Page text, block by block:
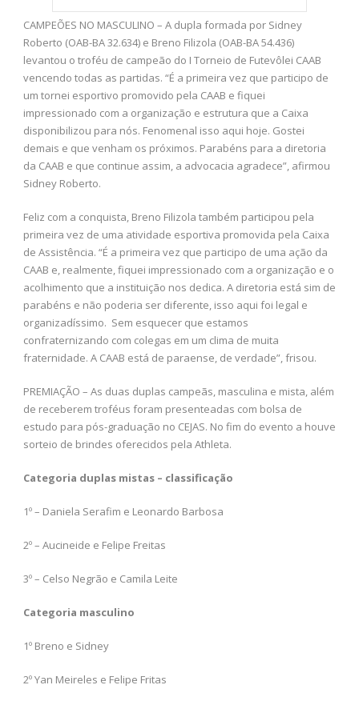
CAMPEÕES NO MASCULINO – A dupla formada por Sidney
Roberto (OAB-BA 32.634) e Breno Filizola (OAB-BA 54.436)
levantou o troféu de campeão do I Torneio de Futevôlei CAAB
vencendo todas as partidas. “É a primeira vez que participo de
um tornei esportivo promovido pela CAAB e fiquei
impressionado com a organização e estrutura que a Caixa
disponibilizou para nós. Fenomenal isso aqui hoje. Gostei
demais e que venham os próximos. Parabéns para a diretoria
da CAAB e que continue assim, a advocacia agradece”, afirmou
Sidney Roberto.
Feliz com a conquista, Breno Filizola também participou pela
primeira vez de uma atividade esportiva promovida pela Caixa
de Assistência. “É a primeira vez que participo de uma ação da
CAAB e, realmente, fiquei impressionado com a organização e o
acolhimento que a instituição nos dedica. A diretoria está sim de
parabéns e não poderia ser diferente, isso aqui foi legal e
organizadíssimo. Sem esquecer que estamos
confraternizando com colegas em um clima de muita
fraternidade. A CAAB está de paraense, de verdade”, frisou.
PREMIAÇÃO – As duas duplas campeãs, masculina e mista, além
de receberem troféus foram presenteadas com bolsa de
estudo para pós-graduação no CEJAS. No fim do evento a houve
sorteio de brindes oferecidos pela Athleta.
Categoria duplas mistas – classificação
1º – Daniela Serafim e Leonardo Barbosa
2º – Aucineide e Felipe Freitas
3º – Celso Negrão e Camila Leite
Categoria masculino
1º Breno e Sidney
2º Yan Meireles e Felipe Fritas